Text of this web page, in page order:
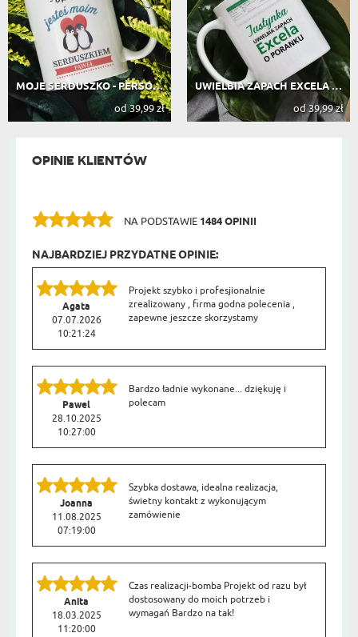
MOJE SERDUSZKO - PERSONALIZOWANY KUBEK
od 39,99 zł
UWIELBIA ZAPACH EXCELA - PERSONALIZ...
od 39,99 zł
OPINIE KLIENTÓW
NA PODSTAWIE 1484 OPINII
NAJBARDZIEJ PRZYDATNE OPINIE:
Agata
07.07.2026
10:21:24
Projekt szybko i profesjionalnie
zrealizowany , firma godna polecenia ,
zapewne jeszcze skorzystamy
Pawel
28.10.2025
10:27:00
Bardzo ładnie wykonane... dziękuję i
polecam
Joanna
11.08.2025
07:19:00
Szybka dostawa, idealna realizacja,
świetny kontakt z wykonującym
zamówienie
Anita
18.03.2025
11:20:00
Czas realizacji-bomba Projekt od razu był
dostosowany do moich potrzeb i
wymagań Bardzo na tak!